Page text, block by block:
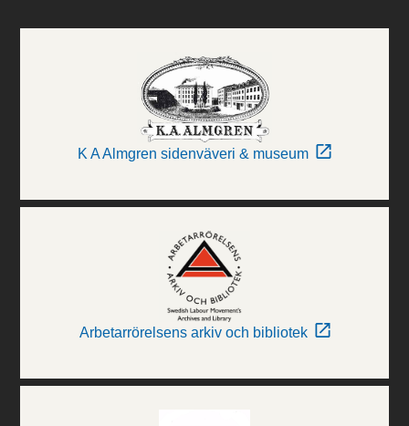
K A Almgren sidenväveri & museum
Arbetarrörelsens arkiv och bibliotek